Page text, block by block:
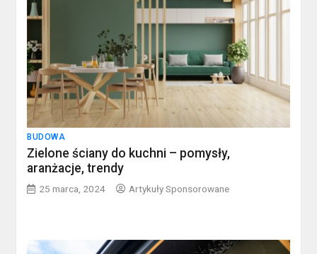
BUDOWA
Zielone ściany do kuchni – pomysły,
aranżacje, trendy
25 marca, 2024 Artykuły Sponsorowane